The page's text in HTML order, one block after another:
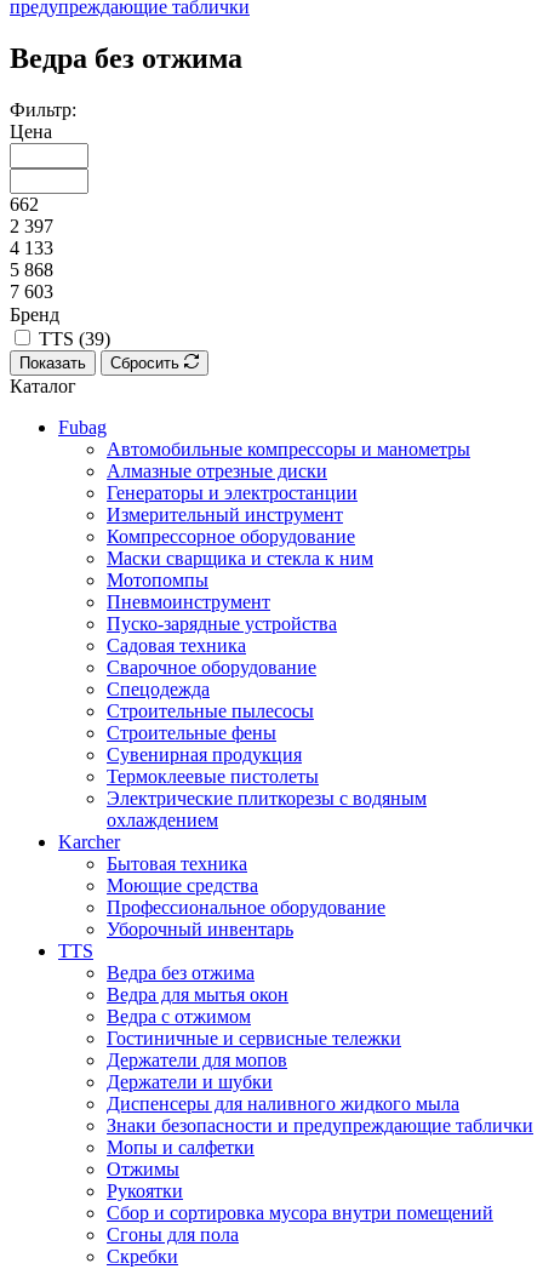
предупреждающие таблички
Ведра без отжима
Фильтр:
Цена
662
2 397
4 133
5 868
7 603
Бренд
TTS (39)
Показать Сбросить
Каталог
Fubag
Автомобильные компрессоры и манометры
Алмазные отрезные диски
Генераторы и электростанции
Измерительный инструмент
Компрессорное оборудование
Маски сварщика и стекла к ним
Мотопомпы
Пневмоинструмент
Пуско-зарядные устройства
Садовая техника
Сварочное оборудование
Спецодежда
Строительные пылесосы
Строительные фены
Сувенирная продукция
Термоклеевые пистолеты
Электрические плиткорезы с водяным
охлаждением
Karcher
Бытовая техника
Моющие средства
Профессиональное оборудование
Уборочный инвентарь
TTS
Ведра без отжима
Ведра для мытья окон
Ведра с отжимом
Гостиничные и сервисные тележки
Держатели для мопов
Держатели и шубки
Диспенсеры для наливного жидкого мыла
Знаки безопасности и предупреждающие таблички
Мопы и салфетки
Отжимы
Рукоятки
Сбор и сортировка мусора внутри помещений
Сгоны для пола
Скребки